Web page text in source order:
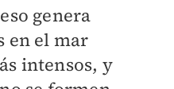
genera
en el mar
intensos, y